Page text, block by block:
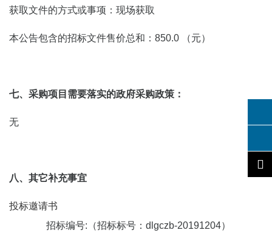
获取文件的方式或事项：现场获取
本公告包含的招标文件售价总和：850.0 （元）
七、采购项目需要落实的政府采购政策：
无
八、其它补充事宜
投标邀请书
招标编号:（招标标号：dlgczb-20191204）